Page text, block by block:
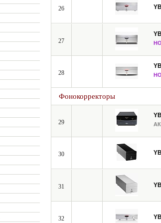
26
27
28
Фонокорректоры
29
30
31
32